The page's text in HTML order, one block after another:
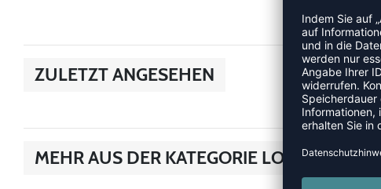
ZULETZT ANGESEHEN
MEHR AUS DER KATEGORIE LONGSLEEVES